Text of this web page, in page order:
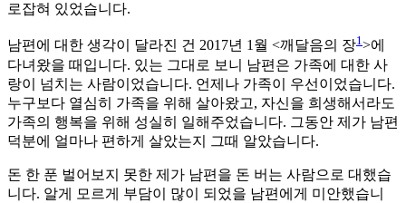
로잡혀 있었습니다.
남편에 대한 생각이 달라진 건 2017년 1월 <깨달음의 장1>에
다녀왔을 때입니다. 있는 그대로 보니 남편은 가족에 대한 사
랑이 넘치는 사람이었습니다. 언제나 가족이 우선이었습니다.
누구보다 열심히 가족을 위해 살아왔고, 자신을 희생해서라도
가족의 행복을 위해 성실히 일해주었습니다. 그동안 제가 남편
덕분에 얼마나 편하게 살았는지 그때 알았습니다.
돈 한 푼 벌어보지 못한 제가 남편을 돈 버는 사람으로 대했습
니다. 알게 모르게 부담이 많이 되었을 남편에게 미안했습니